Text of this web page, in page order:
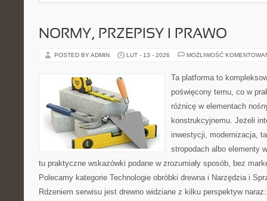
NORMY, PRZEPISY I PRAWO
POSTED BY ADMIN LUT - 13 - 2026 MOŻLIWOŚĆ
Ta platforma to
poświęcony temu, co w
różnicę w elementach
konstrukcyjnemu. Jeżeli
inwestycji, modernizacja,
stropodach albo elementy
tu praktyczne wskazówki podane w zrozumiały sposób, bez
Polecamy kategorie Technologie obróbki drewna i Narzędzia i
Rdzeniem serwisu jest drewno widziane z kilku perspektyw